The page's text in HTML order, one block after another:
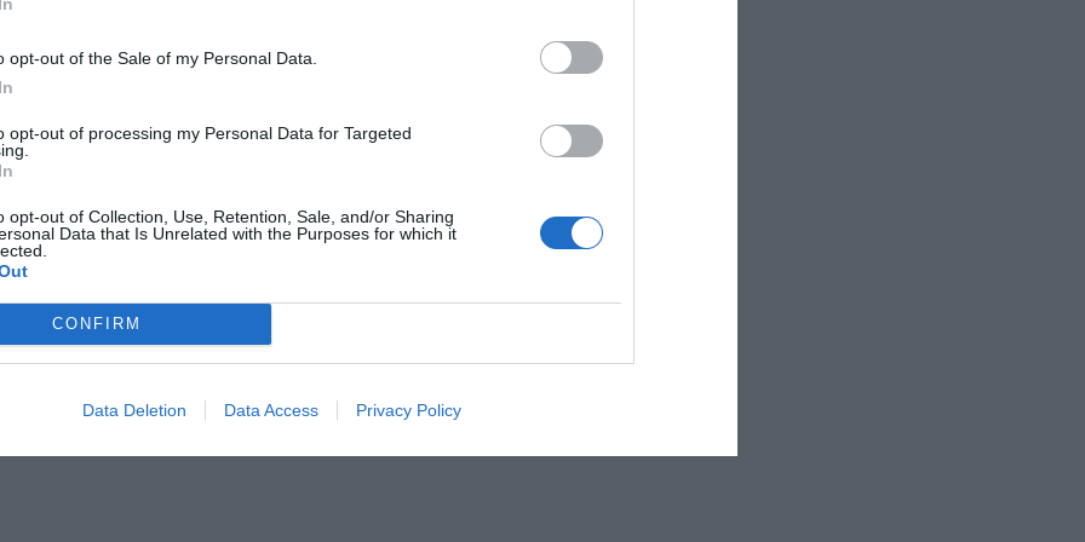
opt-out of the Sale of my Personal Data.
opt-out of processing my Personal Data for Targeted
opt-out of Collection, Use, Retention, Sale, and/or Sharing
Data that Is Unrelated with the Purposes for which it
CONFIRM
Data Deletion Data Access Privacy Policy
a Lleida
un conveni per
social